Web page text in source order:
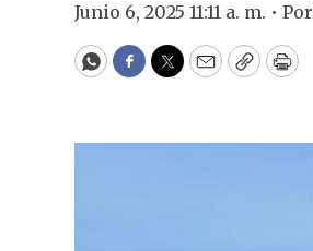
Junio 6, 2025 11:11 a. m. • Por
WhatsApp
Facebook
Twitter
EmailCopy